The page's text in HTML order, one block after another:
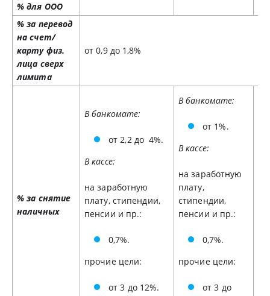
% для ООО
% за перевод
на счет/
карту физ.
лица сверх
лимита
от 0,9 до 1,8%
% за снятие
наличных
В банкомате:
от 2,2 до 4%.
В кассе:
на заработную
плату, стипендии,
пенсии и пр.:
0,7%.
прочие цели:
от 3 до 12%.
В банкомате:
от 1%.
В кассе:
на заработную
плату,
стипендии,
пенсии и пр.:
0,7%.
прочие цели:
от 3 до